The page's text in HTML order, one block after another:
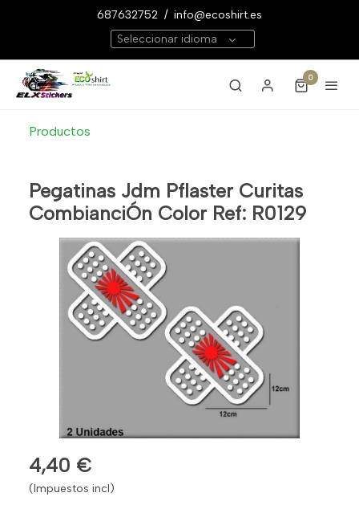
687632752 / info@ecoshirt.es
Seleccionar idioma
0
Productos
Pegatinas Jdm Pflaster Curitas
CombianciÓn Color Ref: R0129
4,40 €
(Impuestos incl)